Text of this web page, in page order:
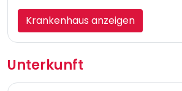
Krankenhaus anzeigen
Unterkunft